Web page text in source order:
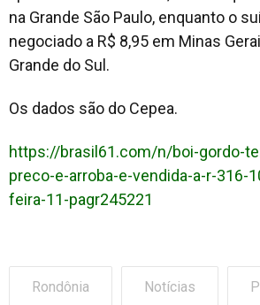
na Grande São Paulo, enquanto o
negociado a R$ 8,95 em Minas
Grande do Sul.
Os dados são do Cepea.
https://brasil61.com/n/boi-gordo-
preco-e-arroba-e-vendida-a-r-316-
feira-11-pagr245221
Rondônia Notícias